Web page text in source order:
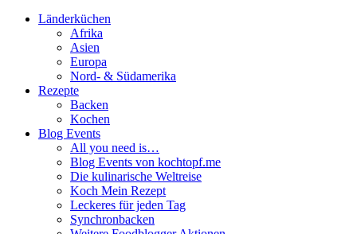
Länderküchen
Afrika
Asien
Europa
Nord- & Südamerika
Rezepte
Backen
Kochen
Blog Events
All you need is…
Blog Events von kochtopf.me
Die kulinarische Weltreise
Koch Mein Rezept
Leckeres für jeden Tag
Synchronbacken